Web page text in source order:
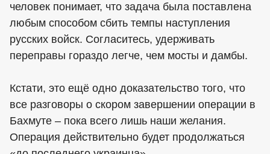
человек понимает, что задача была поставлена
любым способом сбить темпы наступления
русских войск. Согласитесь, удерживать
переправы гораздо легче, чем мосты и дамбы.
Кстати, это ещё одно доказательство того, что
все разговоры о скором завершении операции в
Бахмуте – пока всего лишь наши желания.
Операция действительно будет продолжаться